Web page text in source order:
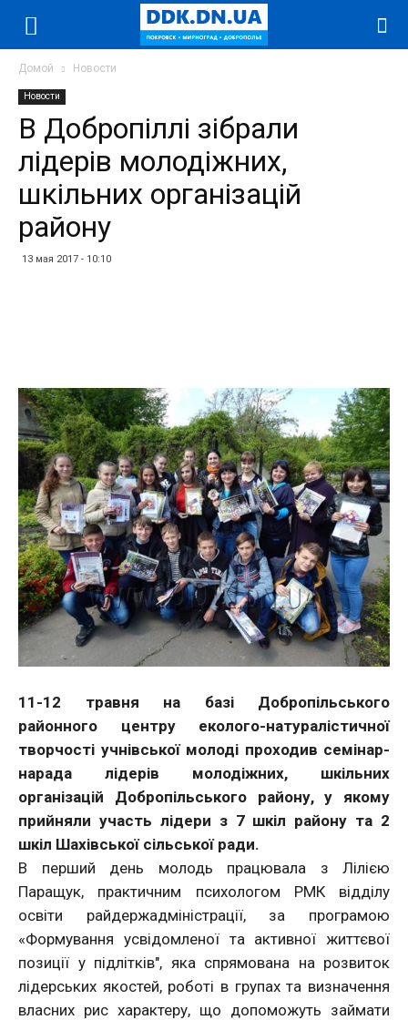
Домой Новости
Новости
В Добропіллі зібрали
лідерів молодіжних,
шкільних організацій
району
13 мая 2017 - 10:10
11-12 травня на базі Добропільського
районного центру еколого-натуралістичної
творчості учнівської молоді проходив семінар-
нарада лідерів молодіжних, шкільних
організацій Добропільського району, у якому
прийняли участь лідери з 7 шкіл району та 2
шкіл Шахівської сільської ради.
В перший день молодь працювала з Лілією
Паращук, практичним психологом РМК відділу
освіти райдержадміністрації, за програмою
«Формування усвідомленої та активної життєвої
позиції у підлітків", яка спрямована на розвиток
лідерських якостей, роботі в групах та визначення
власних рис характеру, що допоможуть займати